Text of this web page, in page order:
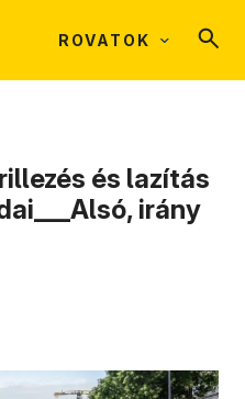
ROVATOK
és lazítás
irány